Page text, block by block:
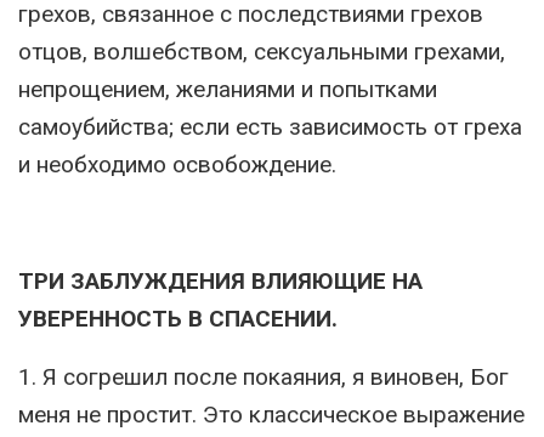
грехов, связанное с последствиями грехов
отцов, волшебством, сексуальными грехами,
непрощением, желаниями и попытками
самоубийства; если есть зависимость от греха
и необходимо освобождение.
ТРИ ЗАБЛУЖДЕНИЯ ВЛИЯЮЩИЕ НА
УВЕРЕННОСТЬ В СПАСЕНИИ.
1. Я согрешил после покаяния, я виновен, Бог
меня не простит. Это классическое выражение